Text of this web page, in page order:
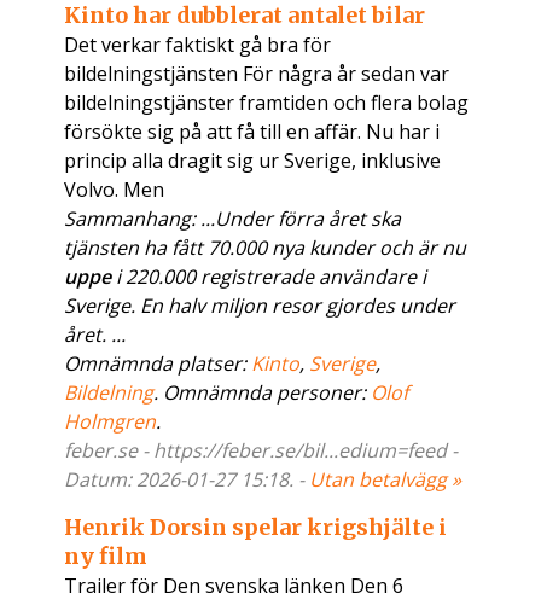
Kinto har dubblerat antalet bilar
Det verkar faktiskt gå bra för
bildelningstjänsten För några år sedan var
bildelningstjänster framtiden och flera bolag
försökte sig på att få till en affär. Nu har i
princip alla dragit sig ur Sverige, inklusive
Volvo. Men
Sammanhang: ...Under förra året ska
tjänsten ha fått 70.000 nya kunder och är nu
uppei 220.000 registrerade användare i
Sverige. En halv miljon resor gjordes under
året. ...
Omnämnda platser:Kinto, Sverige,
Bildelning. Omnämnda personer: Olof
Holmgren.
feber.se - https://feber.se/bil...edium=feed -
Datum: 2026-01-27 15:18. - Utan betalvägg »
Henrik Dorsin spelar krigshjälte i
ny film
Trailer för Den svenska länken Den 6